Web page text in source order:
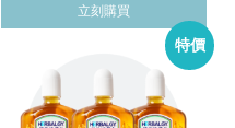
立刻購買
特價